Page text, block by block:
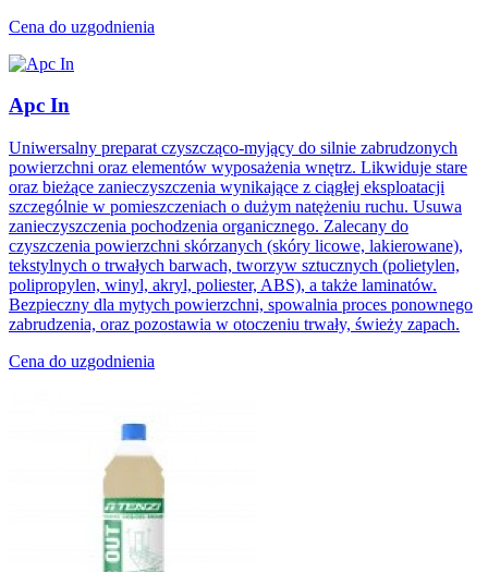
Cena do uzgodnienia
Apc In
Uniwersalny preparat czyszcząco-myjący do silnie zabrudzonych
powierzchni oraz elementów wyposażenia wnętrz. Likwiduje stare
oraz bieżące zanieczyszczenia wynikające z ciągłej eksploatacji
szczególnie w pomieszczeniach o dużym natężeniu ruchu. Usuwa
zanieczyszczenia pochodzenia organicznego. Zalecany do
czyszczenia powierzchni skórzanych (skóry licowe, lakierowane),
tekstylnych o trwałych barwach, tworzyw sztucznych (polietylen,
polipropylen, winyl, akryl, poliester, ABS), a także laminatów.
Bezpieczny dla mytych powierzchni, spowalnia proces ponownego
zabrudzenia, oraz pozostawia w otoczeniu trwały, świeży zapach.
Cena do uzgodnienia